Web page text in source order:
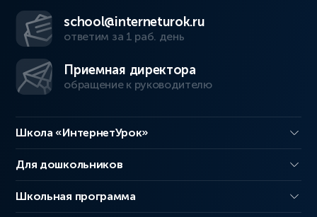
school@interneturok.ru
ответим за 1 раб. день
Приемная директора
обращение к руководителю
Школа «ИнтернетУрок»
Для дошкольников
Школьная программа